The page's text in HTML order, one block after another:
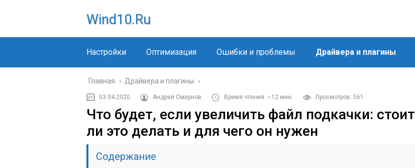
Wind10.ru
Настройки Оптимизация Ошибки и проблемы Драйвера и плагины
Главная › Драйвера и плагины ›
03.04.2020 Андрей Смирнов Время чтения: ~12 мин. Просмотров: 561
Что будет, если увеличить файл подкачки: стоит
ли это делать и для чего он нужен
Содержание